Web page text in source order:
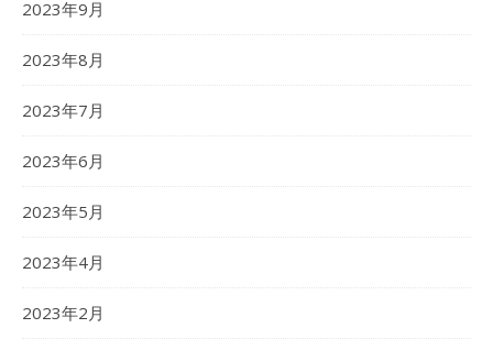
2023年9月
2023年8月
2023年7月
2023年6月
2023年5月
2023年4月
2023年2月